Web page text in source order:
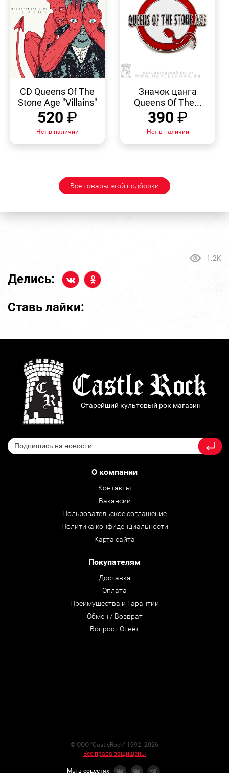
ПРОСМОТР
CD Queens Of The
Stone Age "Villains"
520 ₽
Нет в наличии
ПРОСМОТР
Значок цанга
Queens Of The...
390 ₽
Нет в наличии
Все товары этой подборки
1.2K
Делись:
Ставь лайки:
Старейший культовый рок магазин
О компании
Контакты
Вакансии
Пользовательское соглашение
Политика конфиденциальности
Карта сайта
Покупателям
Доставка
Оплата
Преимущества и Гарантии
Обмен / Возврат
Вопрос - Ответ
© ООО "CastleRock" 1992- 2026
Все права защищены
Мы в соцсетях